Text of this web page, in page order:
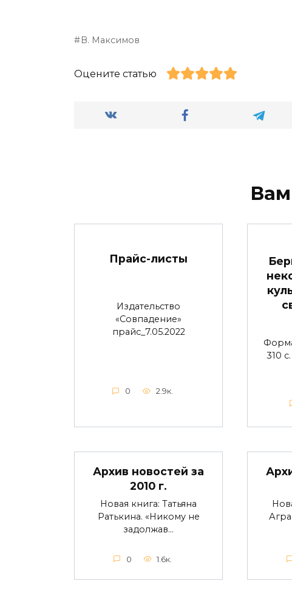
В. Максимов
Оцените статью
Прайс-листы
Издательство
«Совпадение»
прайс_7.05.2022
0 2.9к.
310
Архив новостей за
2010 г.
Новая книга: Татьяна
Ратькина. «Никому не
задолжав…
0 1.6к.